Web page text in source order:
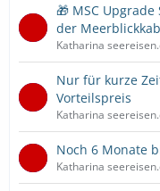
🎁 MSC
der
Katharina
Nur für kurze
Vorteilspreis
Katharina
Noch 6 Monate
Katharina